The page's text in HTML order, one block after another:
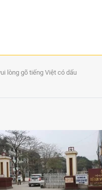
lòng gõ tiếng Việt có dấu